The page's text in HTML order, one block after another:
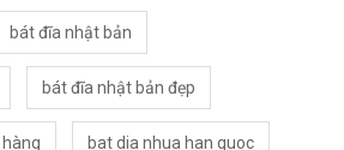
bát đĩa nhật bản
bát đĩa nhật bản đẹp
bat dia nhua han quoc